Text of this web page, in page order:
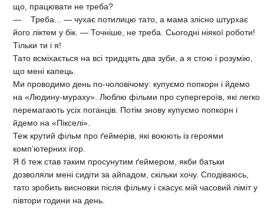
що, працювати не треба?
— Треба... — чухає потилицю тато, а мама злісно штурхає
його ліктем у бік. — Точніше, не треба. Сьогодні ніякої роботи!
Тільки ти і я!
Тато всміхається на всі тридцять два зуби, а я стою і розумію,
що мені капець.
Ми проводимо день по-чоловічому: купуємо попкорн і йдемо
на «Людину-мураху». Люблю фільми про супергероїв, які легко
перемагають усіх поганців. Потім знову купуємо попкорн і
йдемо на «Пікселі».
Теж крутий фільм про ґеймерів, які воюють із героями
комп’ютерних ігор.
Я б теж став таким просунутим ґеймером, якби батьки
дозволяли мені сидіти за айпадом, скільки хочу. Сподіваюсь,
тато зробить висновки після фільму і скасує мій часовий ліміт у
півтори години на день.